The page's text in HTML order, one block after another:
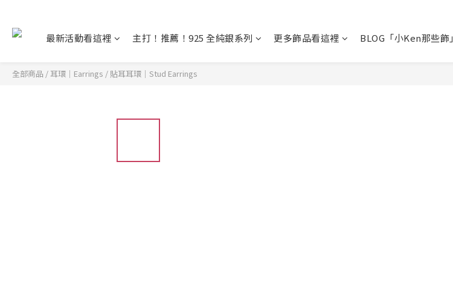
最新活動看這裡 主打！推薦！925 全純銀系列 更多飾品看這裡 BLOG「小Ken那些飾」
全部商品 /耳環｜Earrings / 貼耳耳環｜Stud Earrings